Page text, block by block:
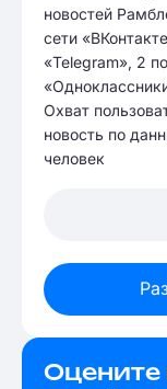
новостей
сети
«Telegram», 2
Охват
новость по
человек